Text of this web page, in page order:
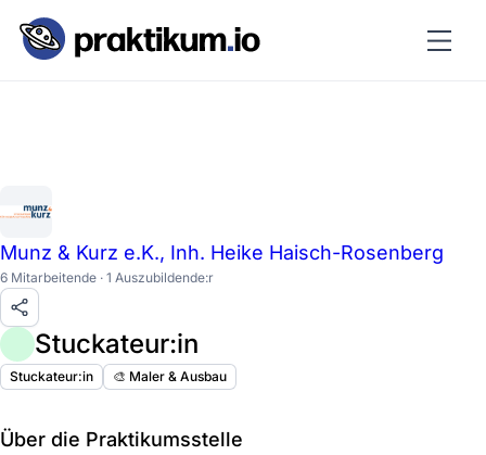
Munz & Kurz e.K., Inh. Heike Haisch-Rosenberg
6 Mitarbeitende · 1 Auszubildende:r
Stuckateur:in
Stuckateur:in 🎨 Maler & Ausbau
Über die Praktikumsstelle